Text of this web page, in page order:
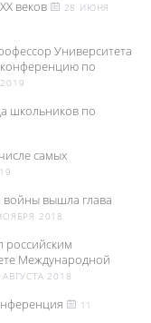
веков
28 ИЮНЯ
Университета
по
школьников по
самых
вышла глава
2018
Международной
АВГУСТА 2018
11